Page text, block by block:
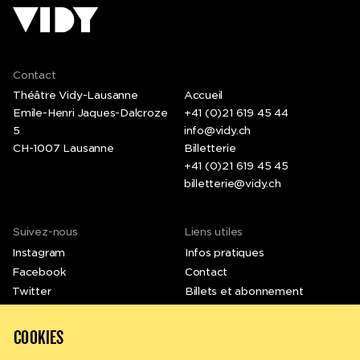
© Laurent Bruttin
Contact
Théâtre Vidy-Lausanne
Emile-Henri Jaques-Dalcroze
5
CH-1007 Lausanne
Accueil
+41 (0)21 619 45 44
info@vidy.ch
Billetterie
+41 (0)21 619 45 45
billetterie@vidy.ch
Liens utiles
Infos pratiques
Contact
Billets et abonnement
Suivez-nous
Instagram
Facebook
Twitter
Vimeo
COOKIES